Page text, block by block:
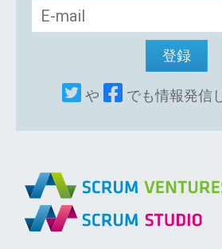
や でも情報発信